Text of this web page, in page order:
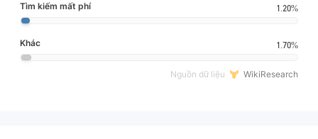
Tìm kiếm mất phí 1.20%
Khác 1.70%
Nguồn dữ liệu WikiResearch